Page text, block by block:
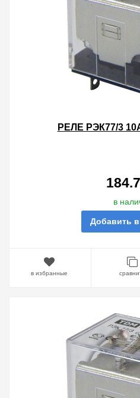
РЕЛЕ РЭК77/3
в
Добавить
в избранные